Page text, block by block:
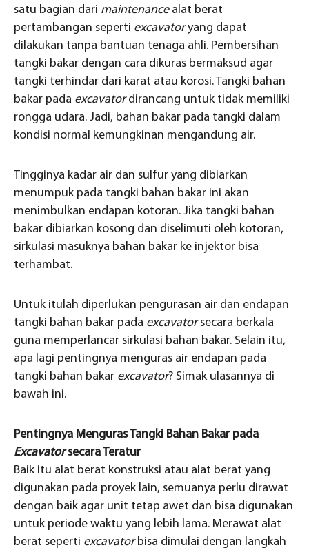
satu bagian dari maintenancealat berat
pertambangan seperti excavatoryang dapat
dilakukan tanpa bantuan tenaga ahli. Pembersihan
tangki bakar dengan cara dikuras bermaksud agar
tangki terhindar dari karat atau korosi. Tangki bahan
bakar pada excavatordirancang untuk tidak memiliki
rongga udara. Jadi, bahan bakar pada tangki dalam
kondisi normal kemungkinan mengandung air.
Tingginya kadar air dan sulfur yang dibiarkan
menumpuk pada tangki bahan bakar ini akan
menimbulkan endapan kotoran. Jika tangki bahan
bakar dibiarkan kosong dan diselimuti oleh kotoran,
sirkulasi masuknya bahan bakar ke injektor bisa
terhambat.
Untuk itulah diperlukan pengurasan air dan endapan
tangki bahan bakar pada excavatorsecara berkala
guna memperlancar sirkulasi bahan bakar. Selain itu,
apa lagi pentingnya menguras air endapan pada
tangki bahan bakar excavator? Simak ulasannya di
bawah ini.
Pentingnya Menguras Tangki Bahan Bakar pada
Excavatorsecara Teratur
Baik itu alat berat konstruksi atau alat berat yang
digunakan pada proyek lain, semuanya perlu dirawat
dengan baik agar unit tetap awet dan bisa digunakan
untuk periode waktu yang lebih lama. Merawat alat
berat seperti excavatorbisa dimulai dengan langkah